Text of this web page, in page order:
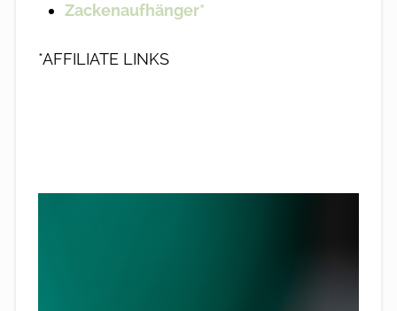
Zackenaufhänger*
*AFFILIATE LINKS